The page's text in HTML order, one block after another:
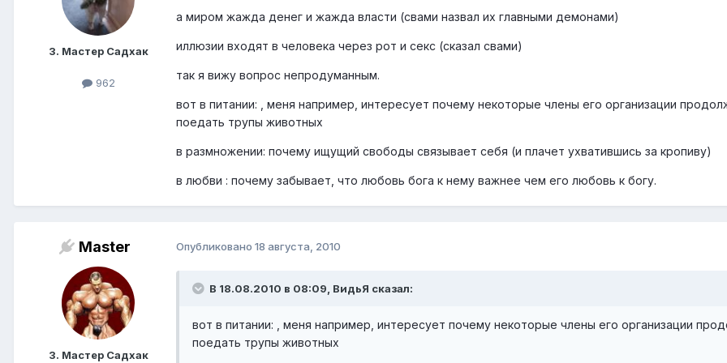
3. Мастер Садхак
962
а миром жажда денег и жажда власти (свами назвал их главными демонами)
иллюзии входят в человека через рот и секс (сказал свами)
так я вижу вопрос непродуманным.
вот в питании: , меня например, интересует почему некоторые члены его организации
поедать трупы животных
в размножении: почему ищущий свободы связывает себя (и плачет ухватившись за кропиву)
в любви : почему забывает, что любовь бога к нему важнее чем его любовь к богу.
Master
3. Мастер Садхак
Опубликовано 18 августа, 2010
В 18.08.2010 в 08:09, ВидьЯ сказал:
вот в питании: , меня например, интересует почему некоторые члены его организации
поедать трупы животных